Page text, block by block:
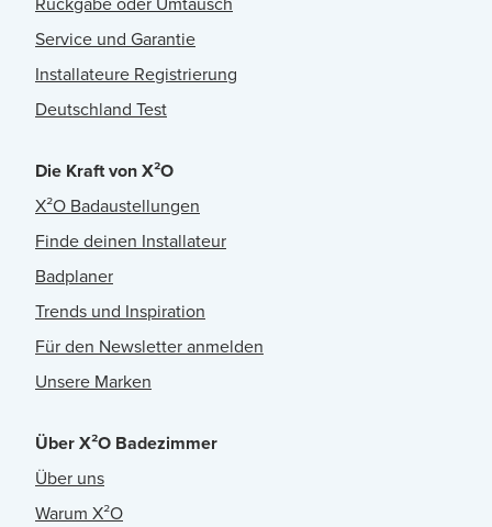
Service und Garantie
Installateure Registrierung
Deutschland Test
Die Kraft von X²O
X²O Badaustellungen
Finde deinen Installateur
Badplaner
Trends und Inspiration
Für den Newsletter anmelden
Unsere Marken
Über X²O Badezimmer
Über uns
Warum X²O